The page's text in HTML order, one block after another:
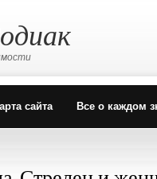
сайта Все о каждом